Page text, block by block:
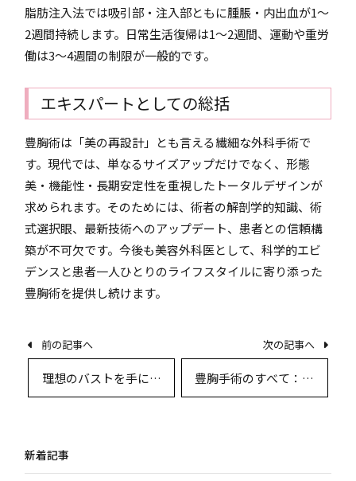
脂肪注入法では吸引部・注入部ともに腫脹・内出血が1～
2週間持続します。日常生活復帰は1～2週間、運動や重労
働は3～4週間の制限が一般的です。
エキスパートとしての総括
豊胸術は「美の再設計」とも言える繊細な外科手術で
す。現代では、単なるサイズアップだけでなく、形態
美・機能性・長期安定性を重視したトータルデザインが
求められます。そのためには、術者の解剖学的知識、術
式選択眼、最新技術へのアップデート、患者との信頼構
築が不可欠です。今後も美容外科医として、科学的エビ
デンスと患者一人ひとりのライフスタイルに寄り添った
豊胸術を提供し続けます。
前の記事へ
理想のバストを手に入
れるための豊胸術と術
次の記事へ
豊胸手術のすべて：患
者体験談と専門医Q&A
新着記事